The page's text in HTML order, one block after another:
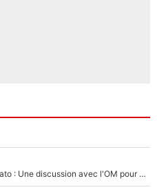
Amine Gouiri est très inquiet du mercato : Une discussion avec l'OM pour acter son transfert !